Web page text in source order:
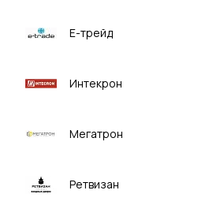
Е-трейд
Интекрон
Мегатрон
Ретвизан